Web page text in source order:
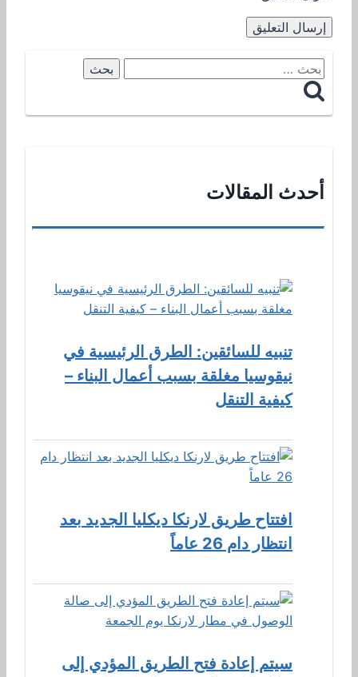
البحث
عن:
أحدث المقالات
تنبيه للسائقين: الطرق الرئيسية في
نيقوسيا مغلقة بسبب أعمال البناء –
كيفية التنقل
افتتاح طريق لارنكا ديكليا الجديد بعد
انتظار دام 26 عاماً
سيتم إعادة فتح الطريق المؤدي إلى